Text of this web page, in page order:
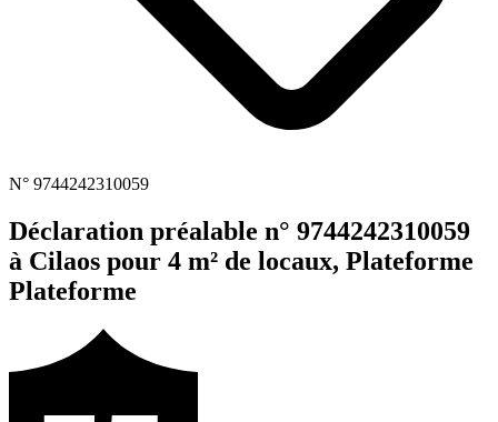
N° 9744242310059
Déclaration préalable n° 9744242310059
à Cilaos pour 4 m² de locaux, Plateforme
Plateforme